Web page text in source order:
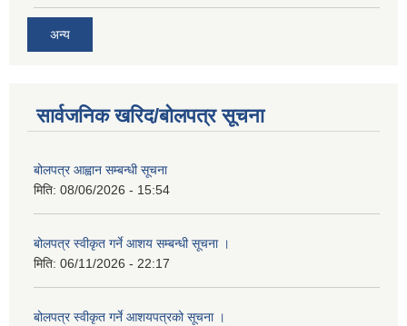
अन्य
सार्वजनिक खरिद/बोलपत्र सूचना
बोलपत्र आह्वान सम्बन्धी सूचना
मिति: 08/06/2026 - 15:54
बोलपत्र स्वीकृत गर्ने आशय सम्बन्धी सूचना ।
मिति: 06/11/2026 - 22:17
बोलपत्र स्वीकृत गर्ने आशयपत्रको सूचना ।